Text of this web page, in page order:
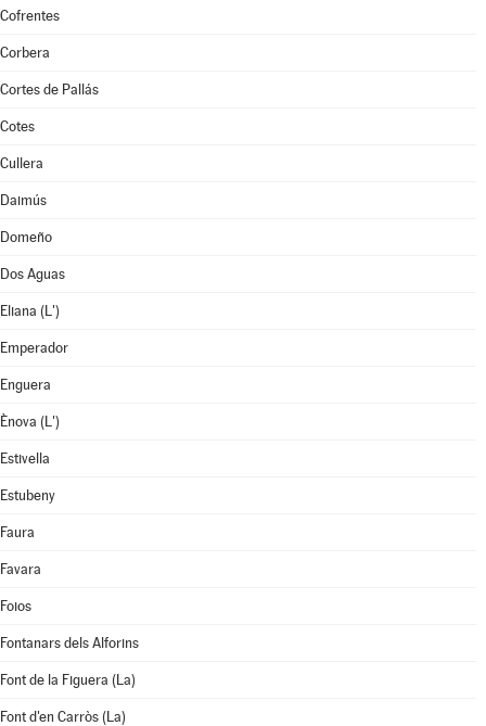
Cofrentes
Corbera
Cortes de Pallás
Cotes
Cullera
Daimús
Domeño
Dos Aguas
Eliana (L')
Emperador
Enguera
Ènova (L')
Estivella
Estubeny
Faura
Favara
Foios
Fontanars dels Alforins
Font de la Figuera (La)
Font d'en Carròs (La)